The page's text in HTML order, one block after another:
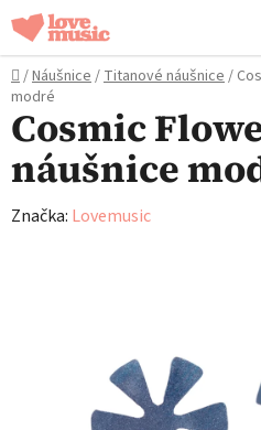
Přejít
na
obsah
Domů
/Náušnice/Titanové náušnice/
modré
Cosmic
náušnice
Značka: Lovemusic